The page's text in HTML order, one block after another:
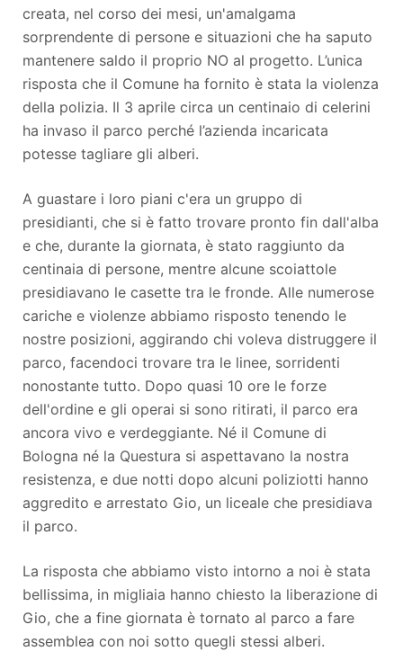
creata, nel corso dei mesi, un'amalgama
sorprendente di persone e situazioni che ha saputo
mantenere saldo il proprio NO al progetto. L’unica
risposta che il Comune ha fornito è stata la violenza
della polizia. Il 3 aprile circa un centinaio di celerini
ha invaso il parco perché l’azienda incaricata
potesse tagliare gli alberi.
A guastare i loro piani c'era un gruppo di
presidianti, che si è fatto trovare pronto fin dall'alba
e che, durante la giornata, è stato raggiunto da
centinaia di persone, mentre alcune scoiattole
presidiavano le casette tra le fronde. Alle numerose
cariche e violenze abbiamo risposto tenendo le
nostre posizioni, aggirando chi voleva distruggere il
parco, facendoci trovare tra le linee, sorridenti
nonostante tutto. Dopo quasi 10 ore le forze
dell'ordine e gli operai si sono ritirati, il parco era
ancora vivo e verdeggiante. Né il Comune di
Bologna né la Questura si aspettavano la nostra
resistenza, e due notti dopo alcuni poliziotti hanno
aggredito e arrestato Gio, un liceale che presidiava
il parco.
La risposta che abbiamo visto intorno a noi è stata
bellissima, in migliaia hanno chiesto la liberazione di
Gio, che a fine giornata è tornato al parco a fare
assemblea con noi sotto quegli stessi alberi.